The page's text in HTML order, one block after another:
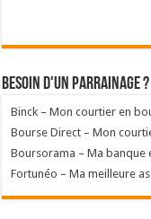
Besoin d'un parrainage ?
Binck – Mon courtier en
Bourse Direct – Mon
Boursorama – Ma banque
Fortunéo – Ma meilleure